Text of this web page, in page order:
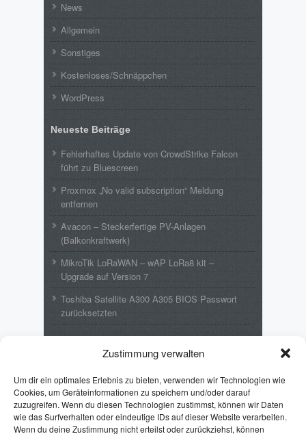
Zustimmung verwalten
Um dir ein optimales Erlebnis zu bieten, verwenden wir Technologien wie
Cookies, um Geräteinformationen zu speichern und/oder darauf
zuzugreifen. Wenn du diesen Technologien zustimmst, können wir Daten
wie das Surfverhalten oder eindeutige IDs auf dieser Website verarbeiten.
Wenn du deine Zustimmung nicht erteilst oder zurückziehst, können
News
Allgemein
Sonstiges
Kostenloses/Schnäppchen
WordPress
Neueste Beiträge
Fehlerhaftes Update von CrowdStrike Falcon
führt zu Bluescreen
Proxmox „No valid subscription“ Meldung
entfernen
Avacon – Steckerfertige PV-Anlagen
(Balkonkraftwerk)
MikroTik LoRaWAN – wAP LoRa8 kit –
Upgrade auf Version 7
Toshiba Satellite A300 A305 BIOS Passwort
zurücksetzten
LoRa8 kit – Upgrade auf Version 7
EmilzuToshiba Satellite A300 A305 BIOS
Passwort zurücksetzten